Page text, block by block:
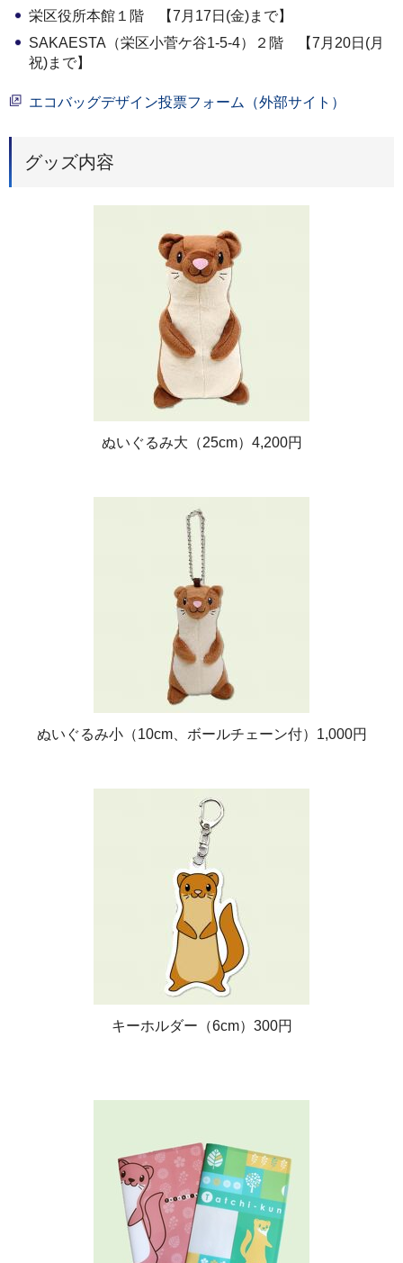
栄区役所本館１階 【7月17日(金)まで】
SAKAESTA（栄区小菅ケ谷1-5-4）２階 【7月20日(月
祝)まで】
エコバッグデザイン投票フォーム（外部サイト）
グッズ内容
ぬいぐるみ大（25cm）4,200円
ぬいぐるみ小（10cm、ボールチェーン付）1,000円
キーホルダー（6cm）300円